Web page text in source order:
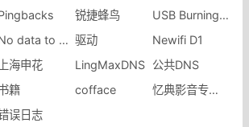
锐捷蜂鸟
USB Burning Tool
No data to display 驱动
Newifi D1
上海申花
LingMaxDNS 公共DNS
籍
cofface
忆典影音专营店
误日志